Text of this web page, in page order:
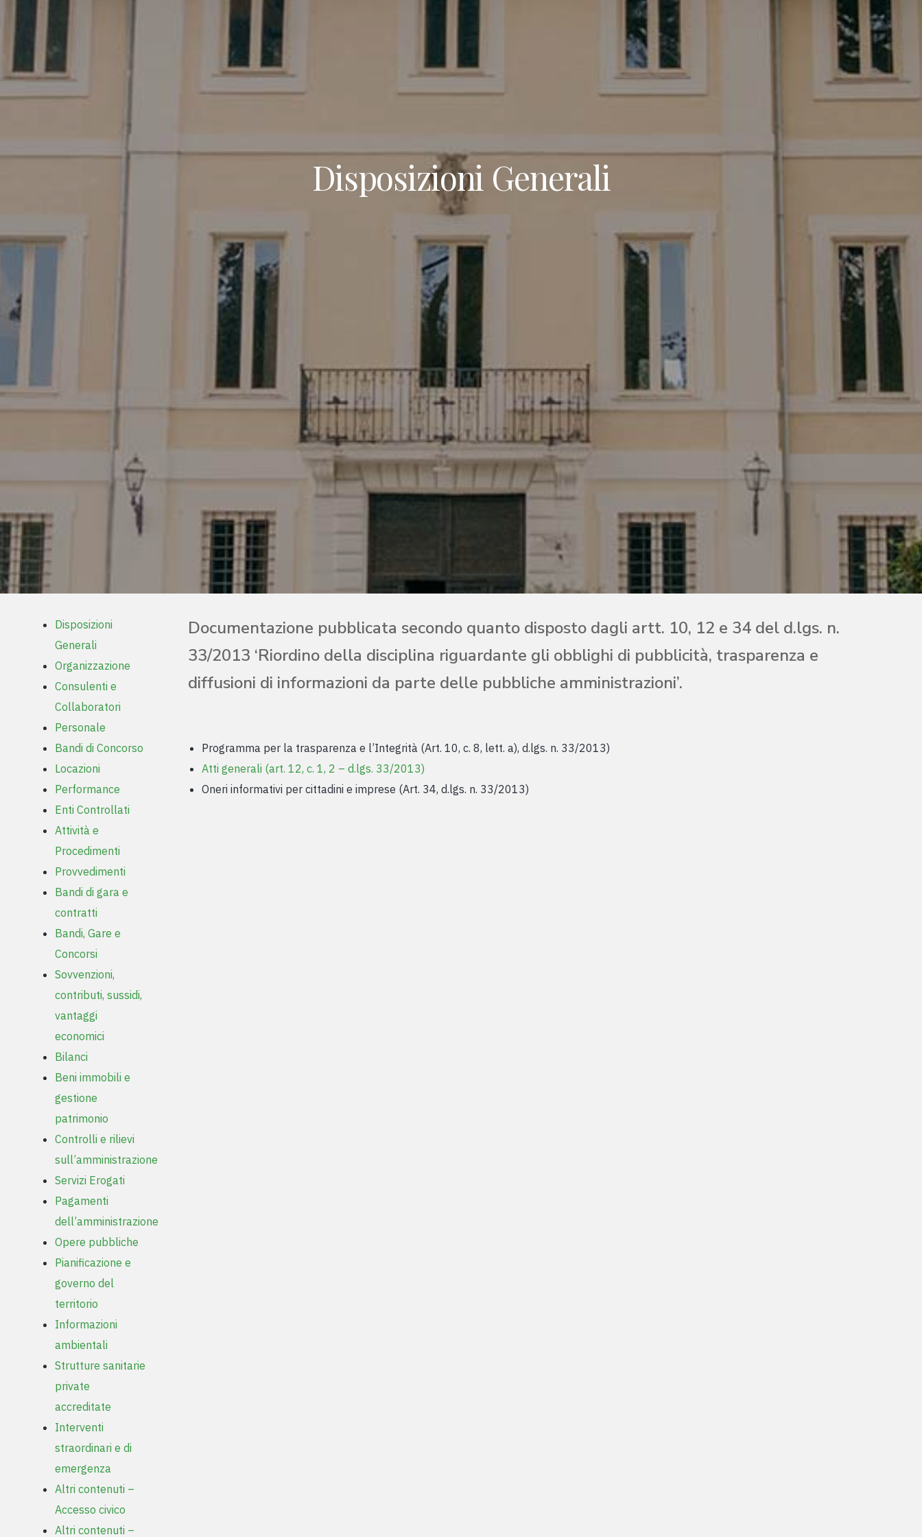
Disposizioni Generali
Disposizioni
Generali
Organizzazione
Consulenti e
Collaboratori
Personale
Bandi di Concorso
Locazioni
Performance
Enti Controllati
Attività e
Procedimenti
Provvedimenti
Bandi di gara e
contratti
Bandi, Gare e
Concorsi
Sovvenzioni,
contributi, sussidi,
vantaggi
economici
Bilanci
Beni immobili e
gestione
patrimonio
Controlli e rilievi
sull’amministrazione
Servizi Erogati
Pagamenti
dell’amministrazione
Opere pubbliche
Pianificazione e
governo del
territorio
Informazioni
ambientali
Strutture sanitarie
private
accreditate
Interventi
straordinari e di
emergenza
Altri contenuti –
Accesso civico
Altri contenuti –
Documentazione pubblicata secondo quanto disposto dagli artt. 10, 12 e 34 del d.lgs. n.
33/2013 ‘Riordino della disciplina riguardante gli obblighi di pubblicità, trasparenza e
diffusioni di informazioni da parte delle pubbliche amministrazioni’.
Programma per la trasparenza e l’Integrità (Art. 10, c. 8, lett. a), d.lgs. n. 33/2013)
Atti generali (art. 12, c. 1, 2 – d.lgs. 33/2013)
Oneri informativi per cittadini e imprese (Art. 34, d.lgs. n. 33/2013)